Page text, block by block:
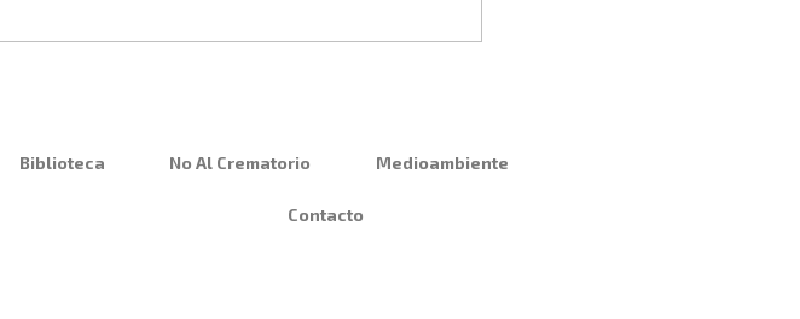
Biblioteca No Al Crematorio Medioambiente
Contacto